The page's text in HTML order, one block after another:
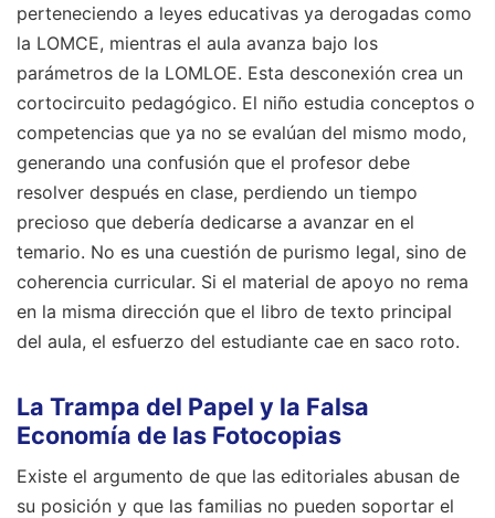
perteneciendo a leyes educativas ya derogadas como
la LOMCE, mientras el aula avanza bajo los
parámetros de la LOMLOE. Esta desconexión crea un
cortocircuito pedagógico. El niño estudia conceptos o
competencias que ya no se evalúan del mismo modo,
generando una confusión que el profesor debe
resolver después en clase, perdiendo un tiempo
precioso que debería dedicarse a avanzar en el
temario. No es una cuestión de purismo legal, sino de
coherencia curricular. Si el material de apoyo no rema
en la misma dirección que el libro de texto principal
del aula, el esfuerzo del estudiante cae en saco roto.
La Trampa del Papel y la Falsa
Economía de las Fotocopias
Existe el argumento de que las editoriales abusan de
su posición y que las familias no pueden soportar el